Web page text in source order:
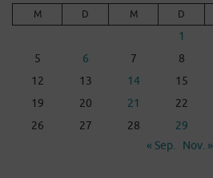
M
D M D
1
5
6 7 8
12
13 14 15
19
20 21 22
26
27 28 29
« Sep.
Nov. »